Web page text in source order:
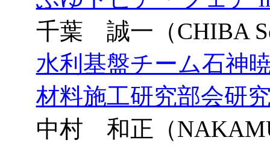
千葉 誠一（CHIBA
水利基盤チーム石神
材料施工研究部会研
中村 和正（